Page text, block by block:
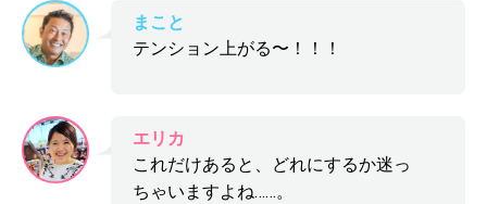
まこと
テンション上がる〜！！！
エリカ
これだけあると、どれにするか迷っ
ちゃいますよね……。